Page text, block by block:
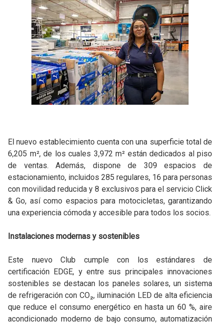
El nuevo establecimiento cuenta con una superficie total de
6,205 m², de los cuales 3,972 m² están dedicados al piso
de ventas. Además, dispone de 309 espacios de
estacionamiento, incluidos 285 regulares, 16 para personas
con movilidad reducida y 8 exclusivos para el servicio Click
& Go, así como espacios para motocicletas, garantizando
una experiencia cómoda y accesible para todos los socios.
Instalaciones modernas y sostenibles
Este nuevo Club cumple con los estándares de
certificación EDGE, y entre sus principales innovaciones
sostenibles se destacan los paneles solares, un sistema
de refrigeración con CO₂, iluminación LED de alta eficiencia
que reduce el consumo energético en hasta un 60 %, aire
acondicionado moderno de bajo consumo, automatización